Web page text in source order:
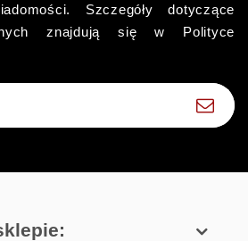
Szczegóły dotyczące
znajdują się w Polityce